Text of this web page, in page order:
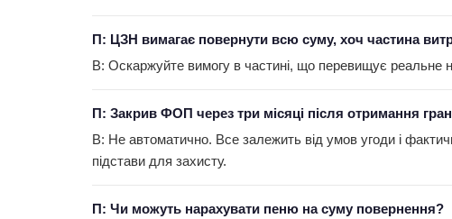
П: ЦЗН вимагає повернути всю суму, хоч частина
В: Оскаржуйте вимогу в частині, що перевищує реальне
П: Закрив ФОП через три місяці після отримання
В: Не автоматично. Все залежить від умов угоди і
підстави для захисту.
П: Чи можуть нарахувати пеню на суму повернення?